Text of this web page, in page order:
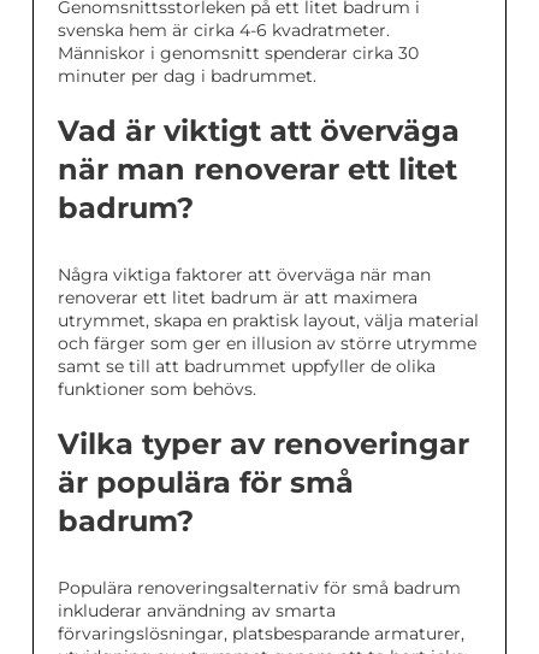
Genomsnittsstorleken på ett litet badrum i
svenska hem är cirka 4-6 kvadratmeter.
Människor i genomsnitt spenderar cirka 30
minuter per dag i badrummet.
Vad är viktigt att överväga
när man renoverar ett litet
badrum?
Några viktiga faktorer att överväga när man
renoverar ett litet badrum är att maximera
utrymmet, skapa en praktisk layout, välja material
och färger som ger en illusion av större utrymme
samt se till att badrummet uppfyller de olika
funktioner som behövs.
Vilka typer av renoveringar
är populära för små
badrum?
Populära renoveringsalternativ för små badrum
inkluderar användning av smarta
förvaringslösningar, platsbesparande armaturer,